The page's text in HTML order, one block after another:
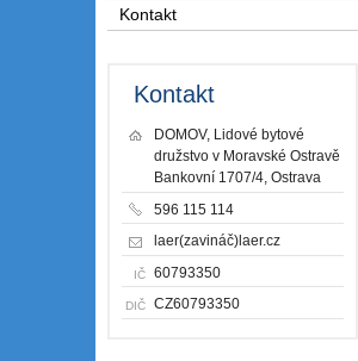
Kontakt
Kontakt
DOMOV, Lidové bytové
družstvo v Moravské Ostravě
Bankovní 1707/4, Ostrava
596 115 114
laer(zavináč)laer.cz
IČ 60793350
DIČ CZ60793350